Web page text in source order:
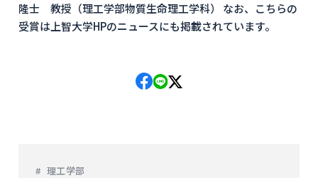
隆士 教授（理工学部物質生命理工学科） なお、こちらの
受賞は上智大学HPのニュースにも掲載されています。
理工学部